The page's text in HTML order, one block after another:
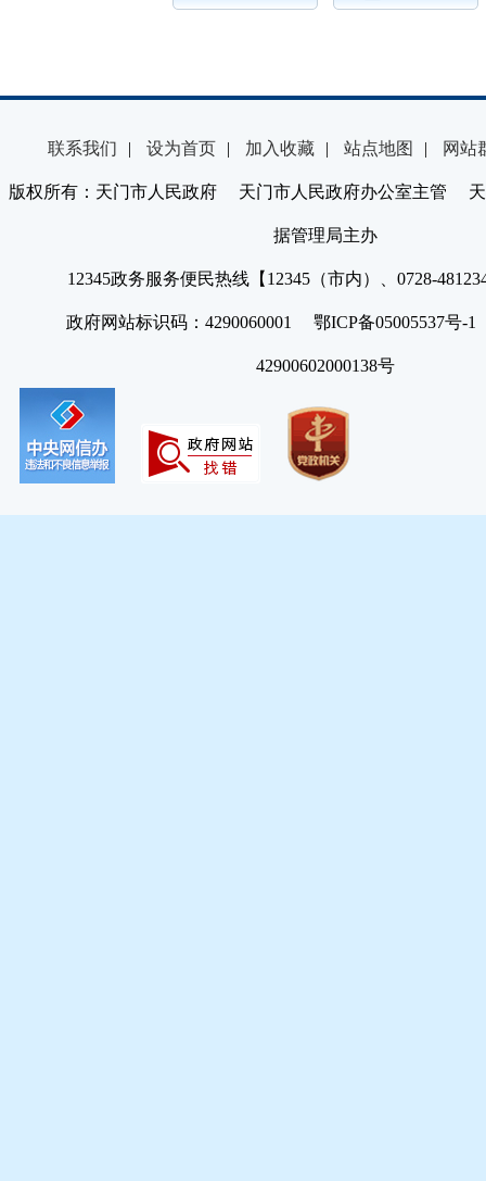
联系我们 | 设为首页 | 加入收藏 | 站点地图 | 网站
版权所有：天门市人民政府 天门市人民政府办公室主管 天
据管理局主办
12345政务服务便民热线【12345（市内）、0728-
政府网站标识码：4290060001 鄂ICP备05005537号
42900602000138号